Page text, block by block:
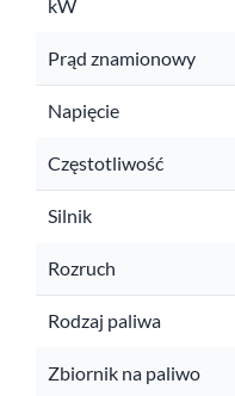
kW
Prąd znamionowy
Napięcie
Częstotliwość
Silnik
Rozruch
Rodzaj paliwa
Zbiornik na paliwo